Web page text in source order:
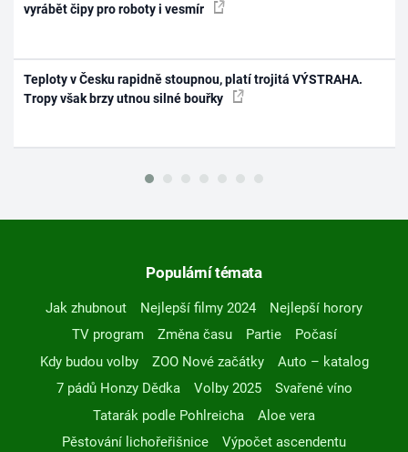
vyrábět čipy pro roboty i vesmír
Teploty v Česku rapidně stoupnou, platí trojitá VÝSTRAHA.
Tropy však brzy utnou silné bouřky
Populární témata
Jak zhubnout Nejlepší filmy 2024
Nejlepší horory
TV program
Změna času Partie
Počasí
Kdy budou volby
ZOO Nové začátky
Auto – katalog
7 pádů Honzy Dědka
Volby 2025
Svařené víno
Tatarák podle Pohlreicha
Aloe vera
Pěstování lichořeřišnice
Výpočet ascendentu